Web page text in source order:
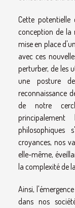
Cette potentielle
conception de la
mise en place
avec ces
perturber, de les
une posture
reconnaissance
de notre
philosophiques
croyances, nos
elle-même,
la complexité de
Ainsi,
dans nos